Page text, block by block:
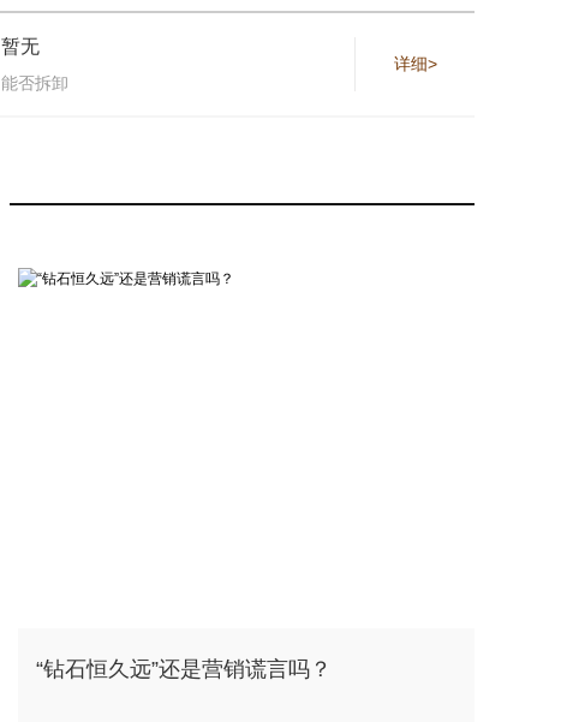
暂无
能否拆卸
详细>
“钻石恒久远”还是营销谎言吗？